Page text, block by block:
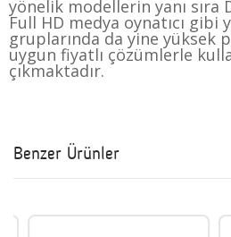
yönelik modellerin yanı sıra
Full HD medya oynatıcı gibi
gruplarında da yine yüksek
uygun fiyatlı çözümlerle
çıkmaktadır.
Benzer Ürünler